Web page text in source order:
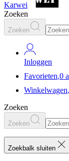
Karwei
Zoeken
Zoeken
Inloggen
Favorieten,0
Winkelwagen,
Zoeken
Zoeken
Zoekbalk sluiten